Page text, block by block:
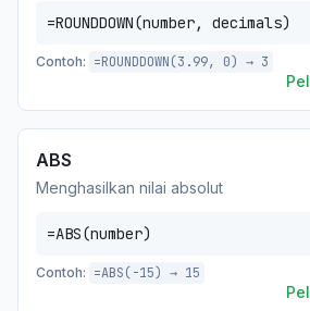
=ROUNDDOWN(number, decimals)
Contoh: =ROUNDDOWN(3.99, 0) → 3
ABS
Menghasilkan nilai absolut
=ABS(number)
Contoh: =ABS(-15) → 15